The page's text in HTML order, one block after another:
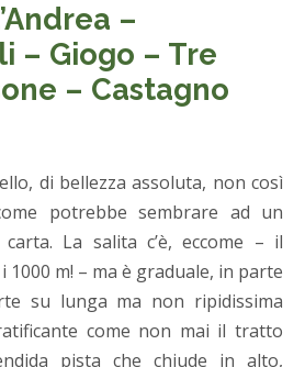
–
– Giogo – Tre
– Castagno
di bellezza assoluta, non così
potrebbe sembrare ad un
La salita c’è, eccome – il
m! – ma è graduale, in parte
su lunga ma non ripidissima
come non mai il tratto
pista che chiude in alto,